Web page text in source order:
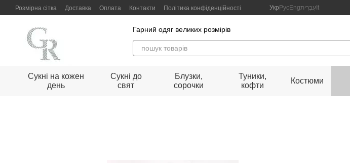
Перейти до основного контенту
Розмірна сітка Доставка Оплата Контакти Політика конфіденційності Укр РусEngעִבְרִית It
Гарний одяг великих розмірів
Сукні на кожен
день
Сукні до
свят
Блузки,
сорочки
Туники,
кофти
Костюми